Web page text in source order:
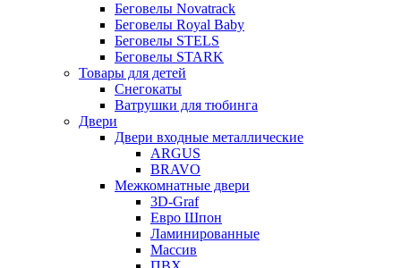
Беговелы Novatrack
Беговелы Royal Baby
Беговелы STELS
Беговелы STARK
Товары для детей
Снегокаты
Ватрушки для тюбинга
Двери
Двери входные металлические
ARGUS
BRAVO
Межкомнатные двери
3D-Graf
Евро Шпон
Ламинированные
Массив